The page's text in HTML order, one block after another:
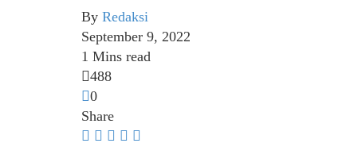
By Redaksi
September 9, 2022
1 Mins read
488
0
Share